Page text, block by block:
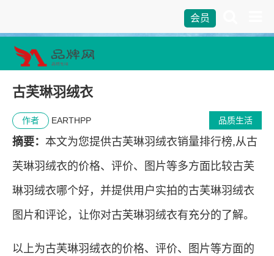
会员
古芙琳羽绒衣
品质生活
作者 EARTHPP
摘要： 本文为您提供古芙琳羽绒衣销量排行榜,从古
芙琳羽绒衣的价格、评价、图片等多方面比较古芙
琳羽绒衣哪个好，并提供用户实拍的古芙琳羽绒衣
图片和评论，让你对古芙琳羽绒衣有充分的了解。
以上为古芙琳羽绒衣的价格、评价、图片等方面的